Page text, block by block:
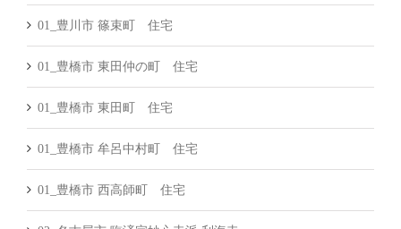
01_豊川市 篠束町 住宅
01_豊橋市 東田仲の町 住宅
01_豊橋市 東田町 住宅
01_豊橋市 牟呂中村町 住宅
01_豊橋市 西高師町 住宅